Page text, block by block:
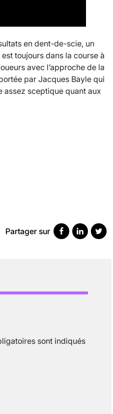
en dent-de-scie, un
toujours dans la course à
avec l’approche de la
par Jacques Bayle qui
assez sceptique quant aux
Partager sur
sont indiqués